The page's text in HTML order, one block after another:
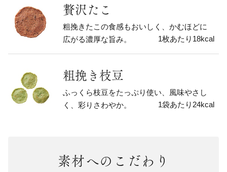
贅沢たこ
粗挽きたこの食感もおいしく、かむほどに
広がる濃厚な旨み。
1枚あたり18kcal
粗挽き枝豆
ふっくら枝豆をたっぷり使い、風味やさし
く、彩りさわやか。
1袋あたり24kcal
素材へのこだわり